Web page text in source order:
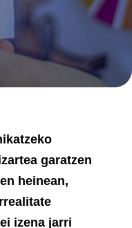
garatzen
heinean,
izena jarri